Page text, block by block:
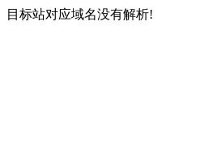
目标站对应域名没有解析!